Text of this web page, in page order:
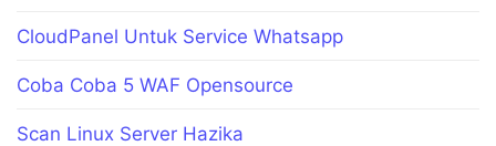
CloudPanel Untuk Service Whatsapp
Coba Coba 5 WAF Opensource
Scan Linux Server Hazika